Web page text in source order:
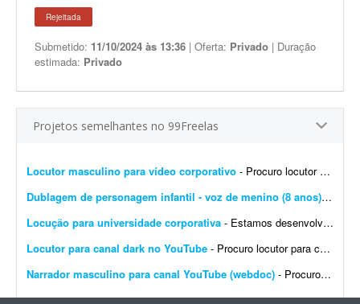
Rejeitada
Submetido: 11/10/2024 às 13:36 | Oferta: Privado | Duração
estimada: Privado
Projetos semelhantes no 99Freelas
Locutor masculino para vídeo corporativo - Procuro locutor profissional com voz masculina, madura, segura e natural para a locução de um vídeo corporativo de aproximadamente 7 a 10 minutos. O roteiro será fornec...
Dublagem de personagem infantil - voz de menino (8 anos)
- Olá,
Locução para universidade corporativa - Estamos desenvolvendo a Universidade Corporativa da Jovem Valor, uma plataforma de capacitação interna criada para padronizar o conhecimento, fortalecer a cultura organizacional e gar...
Locutor para canal dark no YouTube - Procuro locutor para canal YouTube (webdoc). Áudio de 8 a 13 minutos. Frequência: 1 áudio por semana. Trabalho contínuo para vídeos com tom dark e narrativa docume...
Narrador masculino para canal YouTube (webdoc) - Procuro narrador para canal YouTube (webdoc). - Áudio de 8 a 13 minutos. - 1 áudio por semana. - Voz: masculina. Vamos trabalhar juntos?